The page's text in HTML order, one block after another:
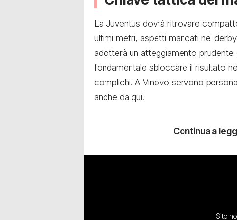
La Juventus dovrà ritrovare
ultimi metri, aspetti mancati nel
adotterà un atteggiamento
fondamentale sbloccare il risultato
complichi. A Vinovo servono
anche da qui.
Continua a
Sito